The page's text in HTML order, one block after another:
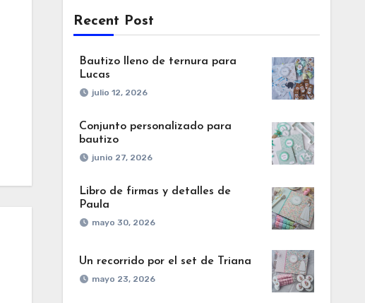
Recent Post
Bautizo lleno de ternura para
Lucas
julio 12, 2026
Conjunto personalizado para
bautizo
junio 27, 2026
Libro de firmas y detalles de
Paula
mayo 30, 2026
Un recorrido por el set de Triana
mayo 23, 2026